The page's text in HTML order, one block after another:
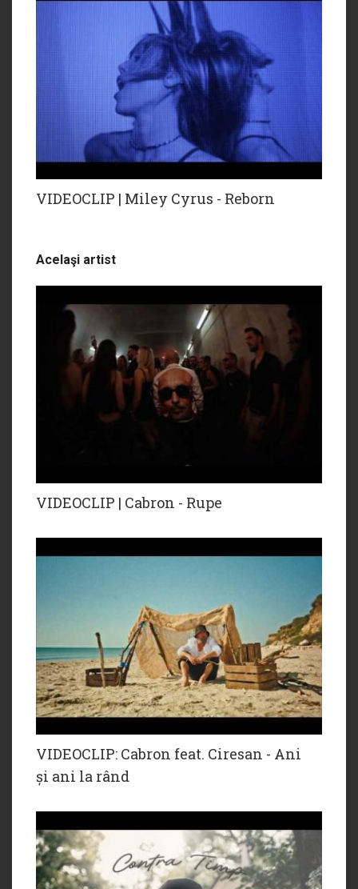
VIDEOCLIP | Miley Cyrus - Reborn
Acelaşi artist
VIDEOCLIP | Cabron - Rupe
VIDEOCLIP: Cabron feat. Ciresan - Ani
și ani la rând